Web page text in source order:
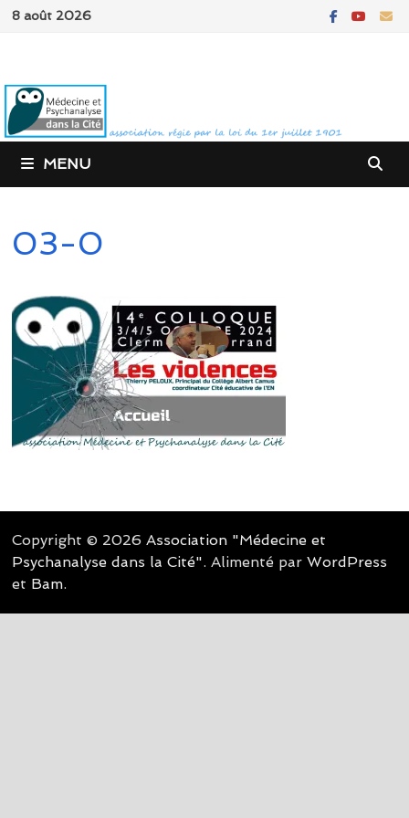
Passer
8 août 2026
MENU
03-0
Copyright © 2026 Association "Médecine et
Psychanalyse dans la Cité". Alimenté par WordPress
et Bam.